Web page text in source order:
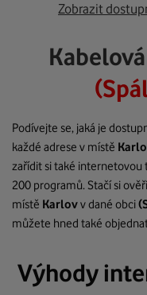
Zobrazit
Podívejte se, jaká je
každé adrese v místě
zařídit si také internetovou
200 programů. Stačí si
místě Karlovv dané obci
můžete hned také
Výhody